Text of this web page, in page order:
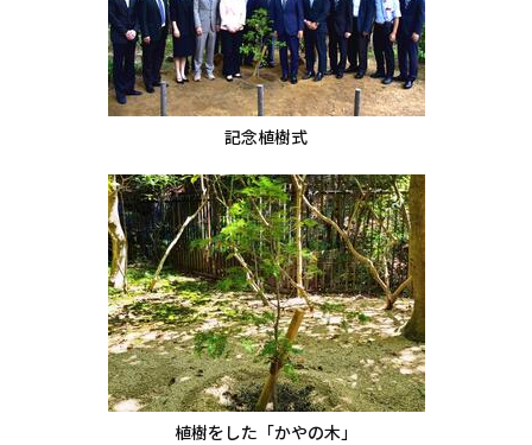
記念植樹式
植樹をした「かやの木」